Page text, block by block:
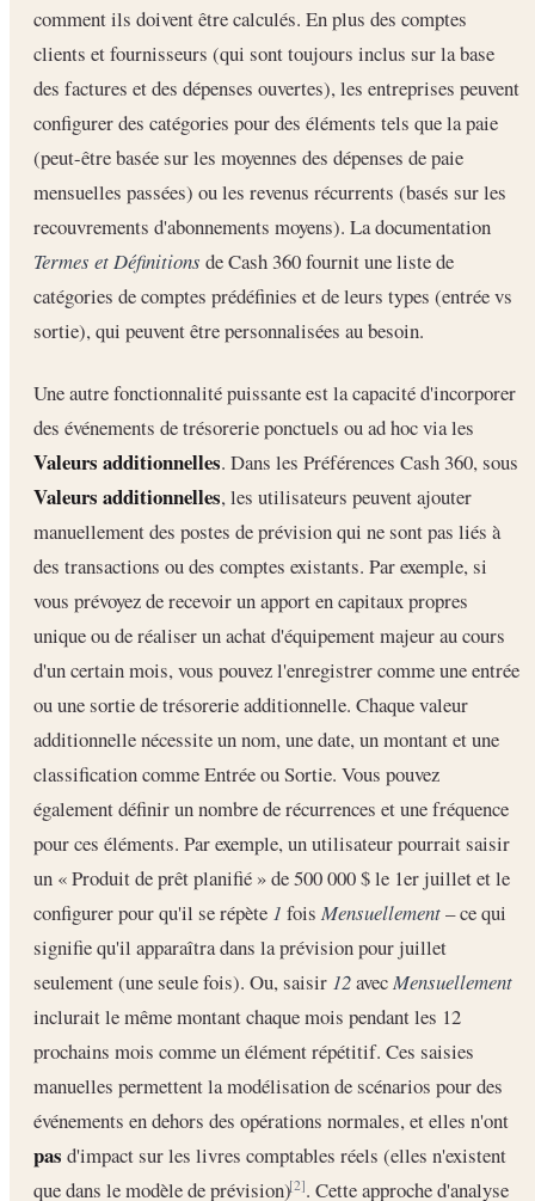
comment ils doivent être calculés. En plus des comptes
clients et fournisseurs (qui sont toujours inclus sur la base
des factures et des dépenses ouvertes), les entreprises peuvent
configurer des catégories pour des éléments tels que la paie
(peut-être basée sur les moyennes des dépenses de paie
mensuelles passées) ou les revenus récurrents (basés sur les
recouvrements d'abonnements moyens). La documentation
Termes et Définitions de Cash 360 fournit une liste de
catégories de comptes prédéfinies et de leurs types (entrée vs
sortie), qui peuvent être personnalisées au besoin.
Une autre fonctionnalité puissante est la capacité d'incorporer
des événements de trésorerie ponctuels ou ad hoc via les
Valeurs additionnelles. Dans les Préférences Cash 360, sous
Valeurs additionnelles, les utilisateurs peuvent ajouter
manuellement des postes de prévision qui ne sont pas liés à
des transactions ou des comptes existants. Par exemple, si
vous prévoyez de recevoir un apport en capitaux propres
unique ou de réaliser un achat d'équipement majeur au cours
d'un certain mois, vous pouvez l'enregistrer comme une entrée
ou une sortie de trésorerie additionnelle. Chaque valeur
additionnelle nécessite un nom, une date, un montant et une
classification comme Entrée ou Sortie. Vous pouvez
également définir un nombre de récurrences et une fréquence
pour ces éléments. Par exemple, un utilisateur pourrait saisir
un « Produit de prêt planifié » de 500 000 $ le 1er juillet et le
configurer pour qu'il se répète 1 fois Mensuellement– ce qui
signifie qu'il apparaîtra dans la prévision pour juillet
seulement (une seule fois). Ou, saisir 12avecMensuellement
inclurait le même montant chaque mois pendant les 12
prochains mois comme un élément répétitif. Ces saisies
manuelles permettent la modélisation de scénarios pour des
événements en dehors des opérations normales, et elles n'ont
pas d'impact sur les livres comptables réels (elles n'existent
que dans le modèle de prévision)[2]. Cette approche d'analyse